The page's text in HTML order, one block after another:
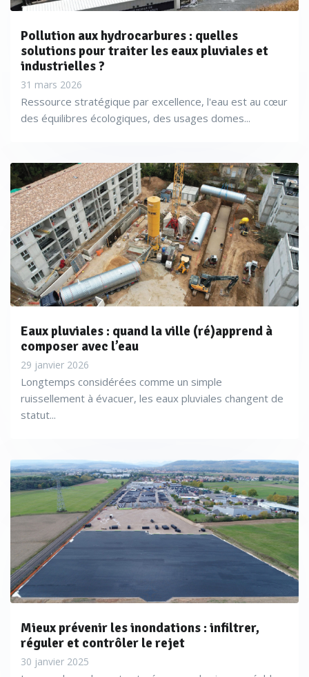
Pollution aux hydrocarbures : quelles
solutions pour traiter les eaux pluviales et
industrielles ?
31 mars 2026
Ressource stratégique par excellence, l'eau est au cœur
des équilibres écologiques, des usages domes...
Eaux pluviales : quand la ville (ré)apprend à
composer avec l’eau
29 janvier 2026
Longtemps considérées comme un simple
ruissellement à évacuer, les eaux pluviales changent de
statut...
Mieux prévenir les inondations : infiltrer,
réguler et contrôler le rejet
30 janvier 2025